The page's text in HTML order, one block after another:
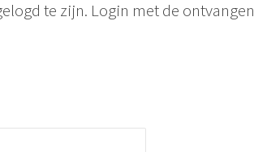
te zijn. Login met de ontvangen